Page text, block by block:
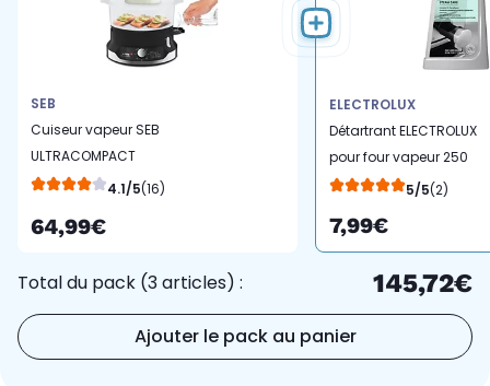
SEB
Cuiseur vapeur SEB
ULTRACOMPACT
VC204800 4.1/5(16)
64,99€
ELECTROLUX
Détartrant ELECTROLUX
pour four vapeur 250
ml-M3OCD300
5/5(2)
7,99€
Total du pack (3 articles) : 145,72€
Ajouter le pack au panier